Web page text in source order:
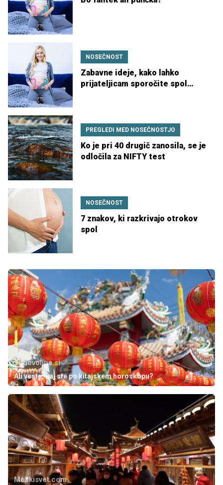
NOSEČNOST
Zabavne ideje, kako lahko
prijateljicam sporočite spol
PREGLEDI MED NOSEČNOSTJO
Ko je pri 40 drugič zanosila, se je
odločila za NIFTY test
NOSEČNOST
7 znakov, ki razkrivajo otrokov
spol
Zadovoljna.si
Ali veste, kaj ste po kitajskem horoskopu?
Moskisvet.com